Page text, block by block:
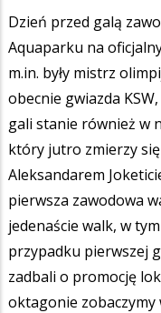
Dzień przed galą
Aquaparku na
m.in. były mistrz
obecnie gwiazda
gali stanie również w
który jutro zmierzy
Aleksandarem
pierwsza zawodowa
jedenaście walk, w
przypadku pierwszej
zadbali o promocję
oktagonie zobaczymy